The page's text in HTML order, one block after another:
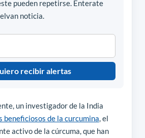
pueden repetirse. Enterate
noticia.
recibir alertas
un investigador de la India
beneficiosos de la curcumina, el
activo de la cúrcuma, que han